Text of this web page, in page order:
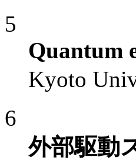
5
Quantum
Kyoto
6
外部駆動